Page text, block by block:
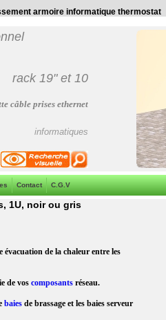
armoire informatique thermostat
rack 19"et10
câble prises ethernet
informatiques
Contact C.G.V
1U, noir ou gris
de la chaleur entre les
de vos composantsréseau.
baiesde brassage et les baies serveur